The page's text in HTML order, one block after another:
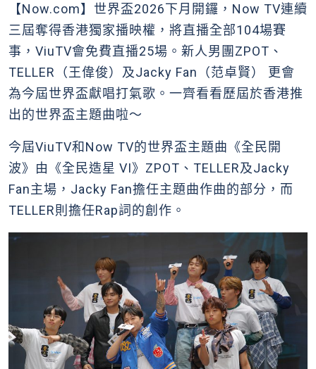
【Now.com】世界盃2026下月開鑼，Now TV連續
三屆奪得香港獨家播映權，將直播全部104場賽
事，ViuTV會免費直播25場。新人男團ZPOT、
TELLER（王偉俊）及Jacky Fan（范卓賢） 更會
為今屆世界盃獻唱打氣歌。一齊看看歷屆於香港推
出的世界盃主題曲啦～
今屆ViuTV和Now TV的世界盃主題曲《全民開
波》由《全民造星 VI》ZPOT、TELLER及Jacky
Fan主場，Jacky Fan擔任主題曲作曲的部分，而
TELLER則擔任Rap詞的創作。